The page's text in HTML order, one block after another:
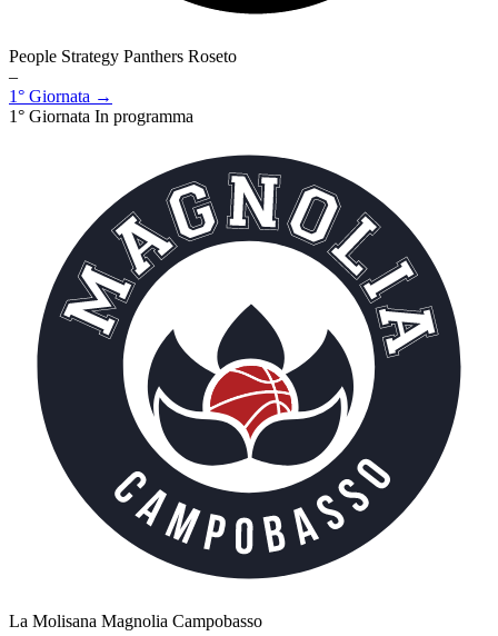
People Strategy Panthers Roseto
–
1° Giornata →
1° Giornata In programma
La Molisana Magnolia Campobasso